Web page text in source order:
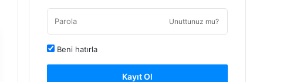
Unuttunuz mu?
Beni hatırla
Kayıt Ol